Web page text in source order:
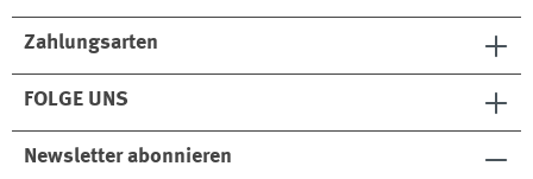
Zahlungsarten
FOLGE UNS
Newsletter abonnieren